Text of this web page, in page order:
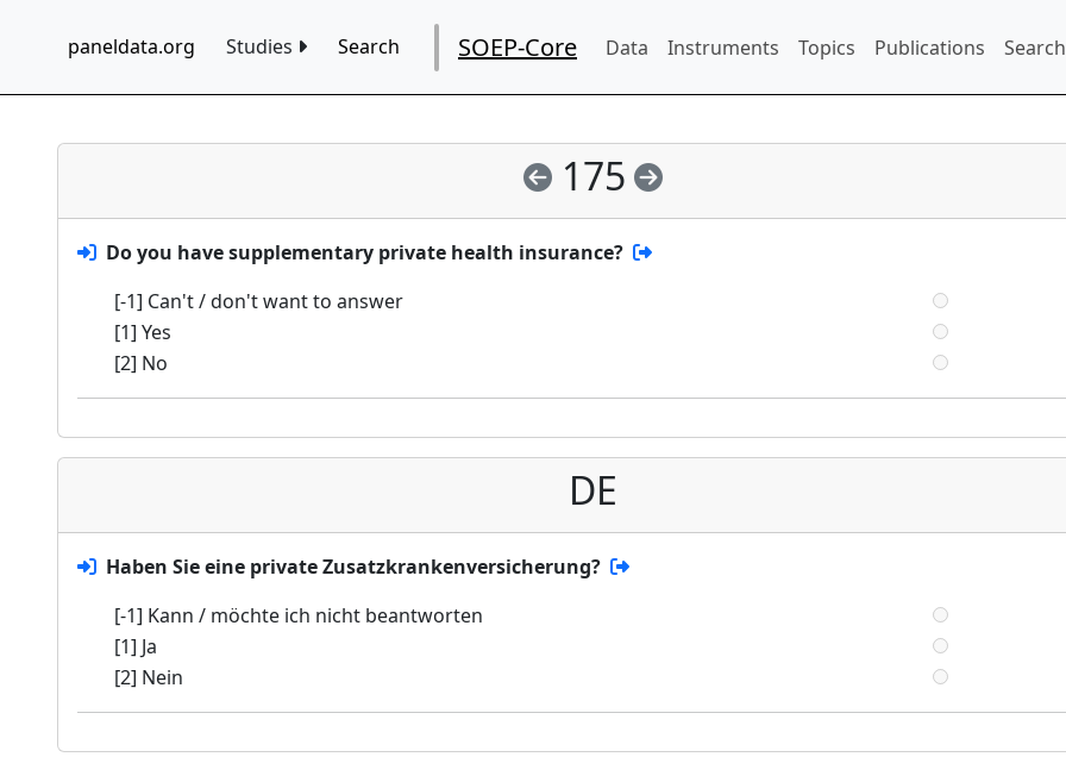
paneldata.org Studies Search SOEP-Core Data Instruments Topics Publications
175
Do you have supplementary private health insurance?
[-1] Can't / don't want to answer
[1] Yes
[2] No
DE
Haben Sie eine private Zusatzkrankenversicherung?
[-1] Kann / möchte ich nicht beantworten
[1] Ja
[2] Nein